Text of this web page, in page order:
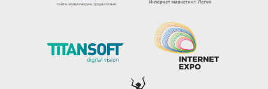
Титансофт
экспо